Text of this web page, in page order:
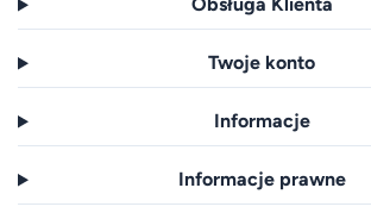
Twoje konto
Informacje
Informacje prawne